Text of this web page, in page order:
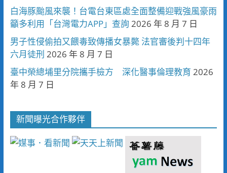
白海豚颱風來襲！台電台東區處全面整備迎戰強風豪雨
籲多利用「台灣電力APP」查詢 2026 年 8 月 7 日
男子性侵偷拍又餵毒致傳播女暴斃 法官審後判十四年
六月徒刑 2026 年 8 月 7 日
臺中榮總埔里分院攜手檢方 深化醫事倫理教育 2026
年 8 月 7 日
新聞曝光合作夥伴